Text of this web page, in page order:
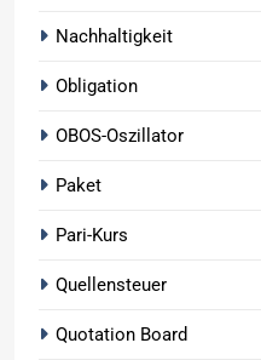
Nachhaltigkeit
Obligation
OBOS-Oszillator
Paket
Pari-Kurs
Quellensteuer
Quotation Board